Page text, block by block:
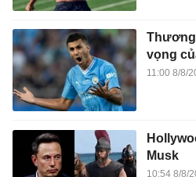
vọng
11:00 8/8/
Musk
10:54 8/8/